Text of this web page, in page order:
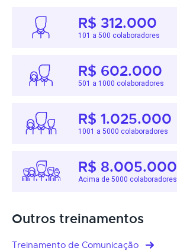
R$ 312.000
101 a 500 colaboradores
R$ 602.000
501 a 1000 colaboradores
R$ 1.025.000
1001 a 5000 colaboradores
R$ 8.005.000
Acima de 5000 colaboradores
Outros treinamentos
Treinamento de Comunicação